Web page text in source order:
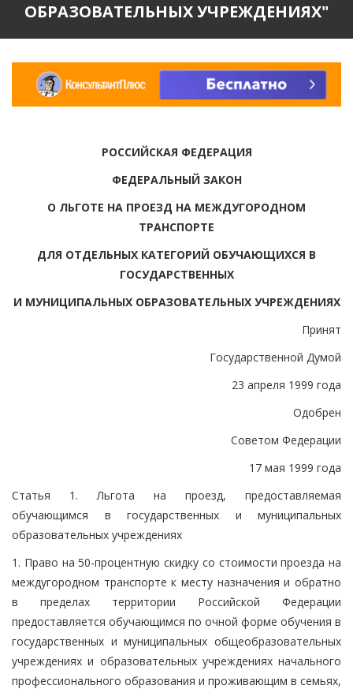
ОБРАЗОВАТЕЛЬНЫХ УЧРЕЖДЕНИЯХ"
РОССИЙСКАЯ ФЕДЕРАЦИЯ
ФЕДЕРАЛЬНЫЙ ЗАКОН
О ЛЬГОТЕ НА ПРОЕЗД НА МЕЖДУГОРОДНОМ
ТРАНСПОРТЕ
ДЛЯ ОТДЕЛЬНЫХ КАТЕГОРИЙ ОБУЧАЮЩИХСЯ В
ГОСУДАРСТВЕННЫХ
И МУНИЦИПАЛЬНЫХ ОБРАЗОВАТЕЛЬНЫХ УЧРЕЖДЕНИЯХ
Принят
Государственной Думой
23 апреля 1999 года
Одобрен
Советом Федерации
17 мая 1999 года
Статья 1. Льгота на проезд, предоставляемая
обучающимся в государственных и муниципальных
образовательных учреждениях
1. Право на 50-процентную скидку со стоимости проезда на
междугородном транспорте к месту назначения и обратно
в пределах территории Российской Федерации
предоставляется обучающимся по очной форме обучения в
государственных и муниципальных общеобразовательных
учреждениях и образовательных учреждениях начального
профессионального образования и проживающим в семьях,